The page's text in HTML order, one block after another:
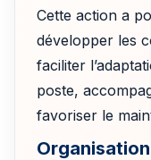
Cette action a
développer les
faciliter
poste,
favoriser le